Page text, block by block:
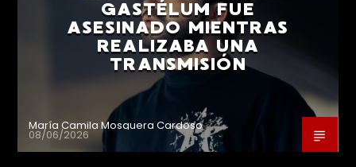
GASTÉLUM FUE
ASESINADO MIENTRAS
REALIZABA UNA
TRANSMISIÓN
María Camila Mosquera Cardoso
08/06/2026